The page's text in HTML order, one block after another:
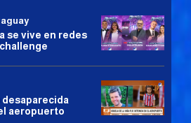
se vive en redes
desaparecida
aeropuerto